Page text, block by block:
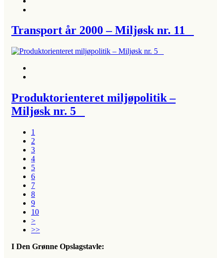
Transport år 2000 – Miljøsk nr. 11
Produktorienteret miljøpolitik –
Miljøsk nr. 5
1
2
3
4
5
6
7
8
9
10
>
>>
I Den Grønne Opslagstavle: